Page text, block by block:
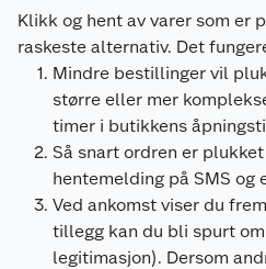
Klikk og hent av varer som er
raskeste alternativ. Det
Mindre bestillinger vil
større eller mer
timer i butikkens
Så snart ordren er
hentemelding på SMS og
Ved ankomst viser du
tillegg kan du bli spurt
legitimasjon). Dersom